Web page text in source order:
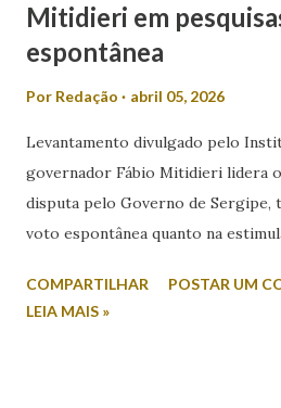
Mitidieri em
espontânea
Por Redação abril 05, 2026
Levantamento divulgado pelo
governador Fábio Mitidieri lidera
disputa pelo Governo de Sergipe,
voto espontânea quanto na
colocados. Na intenção
COMPARTILHAR
POSTAR UM
LEIA MAIS »